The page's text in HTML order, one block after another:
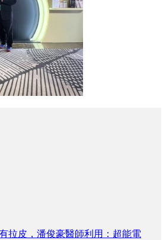
拉皮，潘俊豪醫師利用：超能電